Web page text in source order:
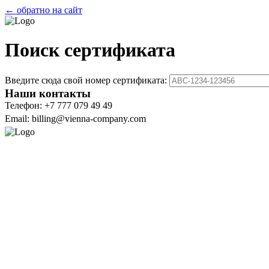
← обратно на сайт
Поиск сертификата
Введите сюда свой номер сертификата:
Наши контакты
Телефон: +7 777 079 49 49
Email: billing@vienna-company.com